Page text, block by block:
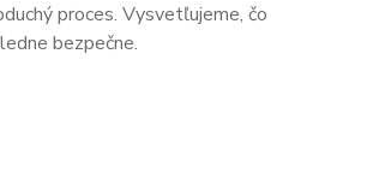
proces. Vysvetľujeme, čo
bezpečne.